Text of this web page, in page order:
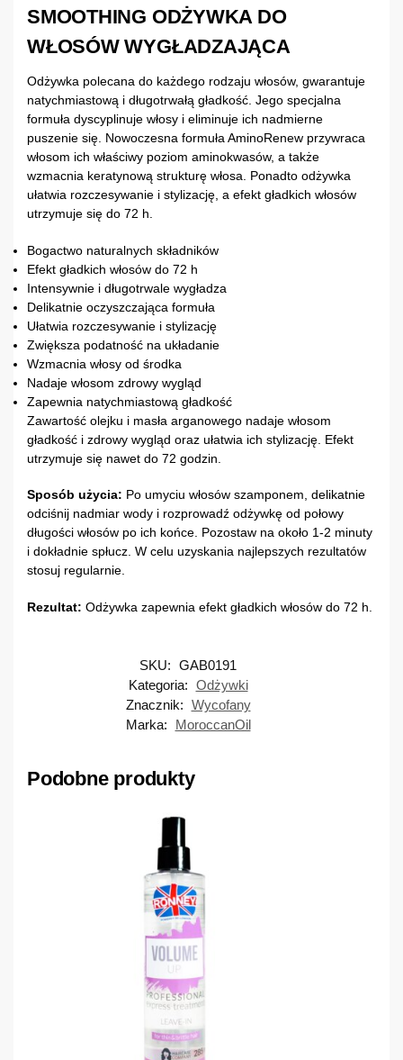
SMOOTHING ODŻYWKA DO
WŁOSÓW WYGŁADZAJĄCA
Odżywka polecana do każdego rodzaju włosów, gwarantuje
natychmiastową i długotrwałą gładkość. Jego specjalna
formuła dyscyplinuje włosy i eliminuje ich nadmierne
puszenie się. Nowoczesna formuła AminoRenew przywraca
włosom ich właściwy poziom aminokwasów, a także
wzmacnia keratynową strukturę włosa. Ponadto odżywka
ułatwia rozczesywanie i stylizację, a efekt gładkich włosów
utrzymuje się do 72 h.
Bogactwo naturalnych składników
Efekt gładkich włosów do 72 h
Intensywnie i długotrwale wygładza
Delikatnie oczyszczająca formuła
Ułatwia rozczesywanie i stylizację
Zwiększa podatność na układanie
Wzmacnia włosy od środka
Nadaje włosom zdrowy wygląd
Zapewnia natychmiastową gładkość
Zawartość olejku i masła arganowego nadaje włosom
gładkość i zdrowy wygląd oraz ułatwia ich stylizację. Efekt
utrzymuje się nawet do 72 godzin.
Sposób użycia: Po umyciu włosów szamponem, delikatnie
odciśnij nadmiar wody i rozprowadź odżywkę od połowy
długości włosów po ich końce. Pozostaw na około 1-2 minuty
i dokładnie spłucz. W celu uzyskania najlepszych rezultatów
stosuj regularnie.
Rezultat: Odżywka zapewnia efekt gładkich włosów do 72 h.
SKU: GAB0191
Kategoria: Odżywki
Znacznik: Wycofany
Marka:
MoroccanOil
Podobne produkty